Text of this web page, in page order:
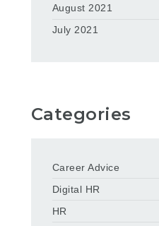
August 2021
July 2021
Categories
Career Advice
Digital HR
HR